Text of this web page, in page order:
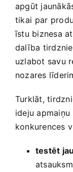
apgūt
tikai ⁤par⁣
īstu ‍biznesa
dalība
uzlabot savu
nozares
Turklāt,
ideju
‌konkurences
testēt